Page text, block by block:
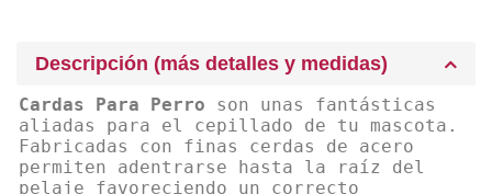
Descripción (más detalles y medidas)
Cardas Para Perro son unas fantásticas
aliadas para el cepillado de tu mascota.
Fabricadas con finas cerdas de acero
permiten adentrarse hasta la raíz del
pelaje favoreciendo un correcto